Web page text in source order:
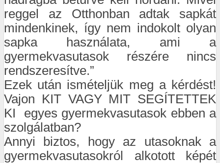
reggel az Otthonban adtak sapkát
mindenkinek, így nem indokolt olyan
sapka használata, ami a
gyermekvasutasok részére nincs
rendszeresítve.”
Ezek után ismételjük meg a kérdést!
Vajon KIT VAGY MIT SEGÍTETTEK
KI egyes gyermekvasutasok ebben a
szolgálatban?
Annyi biztos, hogy az utasoknak a
gyermekvasutasokról alkotott képét